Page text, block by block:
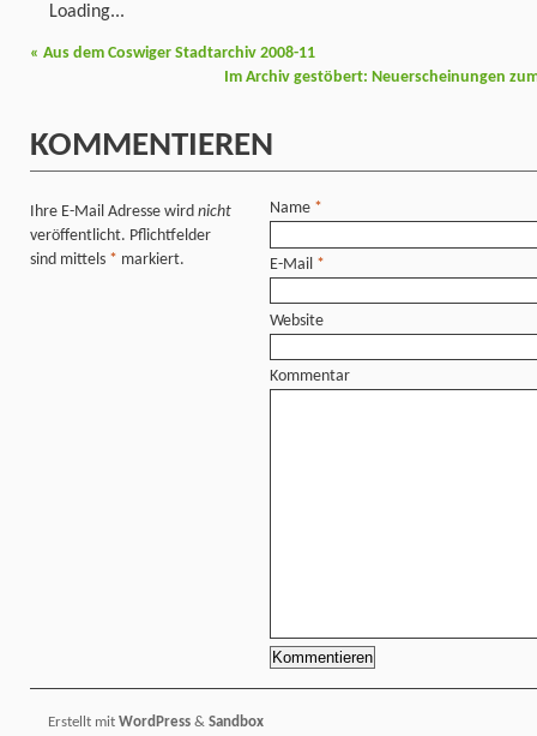
Loading...
« Aus dem Coswiger Stadtarchiv 2008-11
Im Archiv gestöbert: Neuerscheinungen
KOMMENTIEREN
Ihre E-Mail Adresse wird nicht
veröffentlicht. Pflichtfelder
sind mittels * markiert.
Name *
E-Mail *
Website
Kommentar
Erstellt mit WordPress & Sandbox